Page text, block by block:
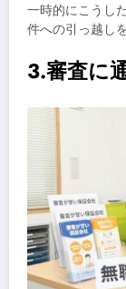
一時的にこうし
件への引っ越し
3.審査に